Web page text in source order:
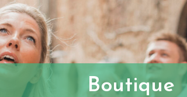
Boutique